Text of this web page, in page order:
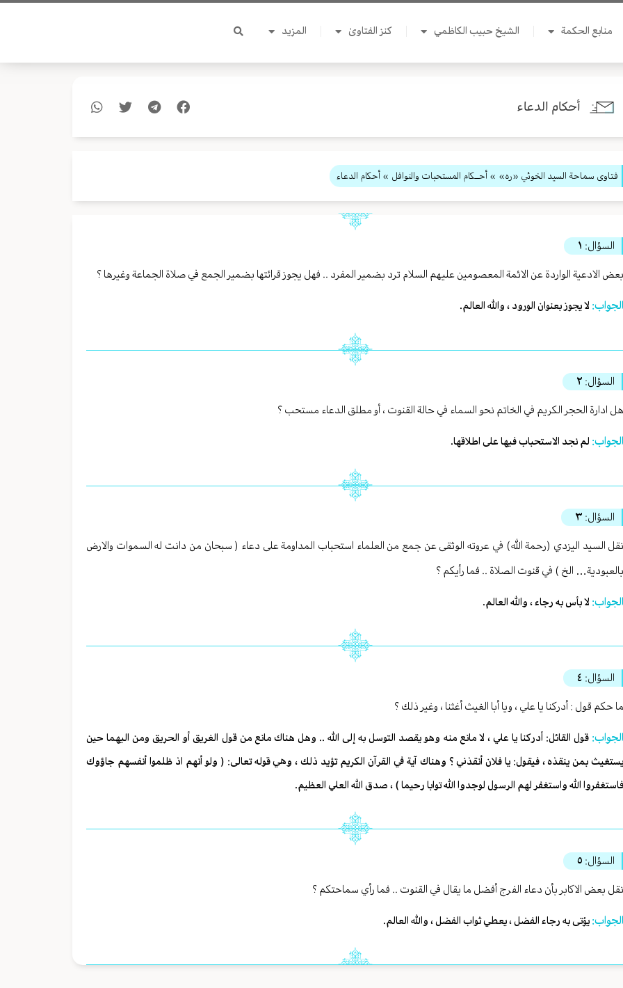
منابع الحكمة الشيخ حبيب الكاظمي كنز الفتاوىٰ المزيد
أحكام الدعاء
فتاوى سماحة السيد الخوئي «ره» » أحــكام المستحبات والنوافل » أحكام الدعاء
السؤال: ١
بعض الادعية الواردة عن الائمة المعصومين عليهم السلام ترد بضمير المفرد .. فهل يجوز قرائتها بضمير الجمع في صلاة الجماعة وغيرها ؟
الجواب: لا يجوز بعنوان الورود ، والله العالم.
السؤال: ٢
هل ادارة الحجر الكريم في الخاتم نحو السماء في حالة القنوت ، أو مطلق الدعاء مستحب ؟
الجواب: لم نجد الاستحباب فيها على اطلاقها.
السؤال: ٣
نقل السيد اليزدي (رحمة الله) في عروته الوثقى عن جمع من العلماء استحباب المداومة على دعاء ( سبحان من دانت له السموات والارض
بالعبودية… الخ ) في قنوت الصلاة .. فما رأيكم ؟
الجواب: لا بأس به رجاء ، والله العالم.
السؤال: ٤
ما حكم قول : أدركنا يا علي ، ويا أبا الغيث أغثنا ، وغير ذلك ؟
الجواب: قول القائل: أدركنا يا علي ، لا مانع منه وهو يقصد التوسل به إلى الله .. وهل هناك مانع من قول الغريق أو الحريق ومن اليهما حين
يستغيث بمن ينقذه ، فيقول: يا فلان أنقذني ؟ وهناك آية في القرآن الكريم تؤيد ذلك ، وهي قوله تعالى: ( ولو أنهم اذ ظلموا أنفسهم جاؤوك
فاستغفروا الله واستغفر لهم الرسول لوجدوا الله توابا رحيما ) ، صدق الله العلي العظيم.
السؤال: ٥
نقل بعض الاكابر بأن دعاء الفرج أفضل ما يقال في القنوت .. فما رأي سماحتكم ؟
الجواب: يؤتى به رجاء الفضل ، يعطي ثواب الفضل ، والله العالم.